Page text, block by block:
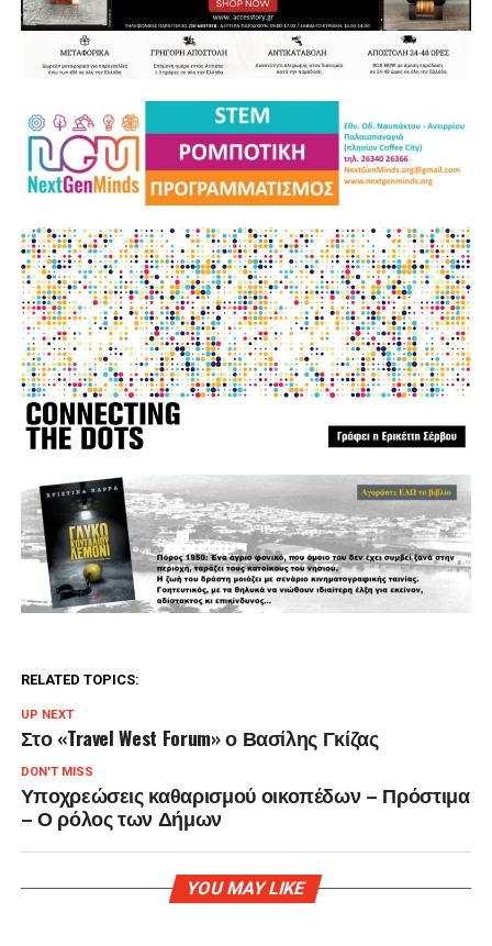
RELATED TOPICS:
UP NEXT
Στο «Travel West Forum» ο Βασίλης Γκίζας
DON'T MISS
Υποχρεώσεις καθαρισμού οικοπέδων – Πρόστιμα
– Ο ρόλος των Δήμων
YOU MAY LIKE